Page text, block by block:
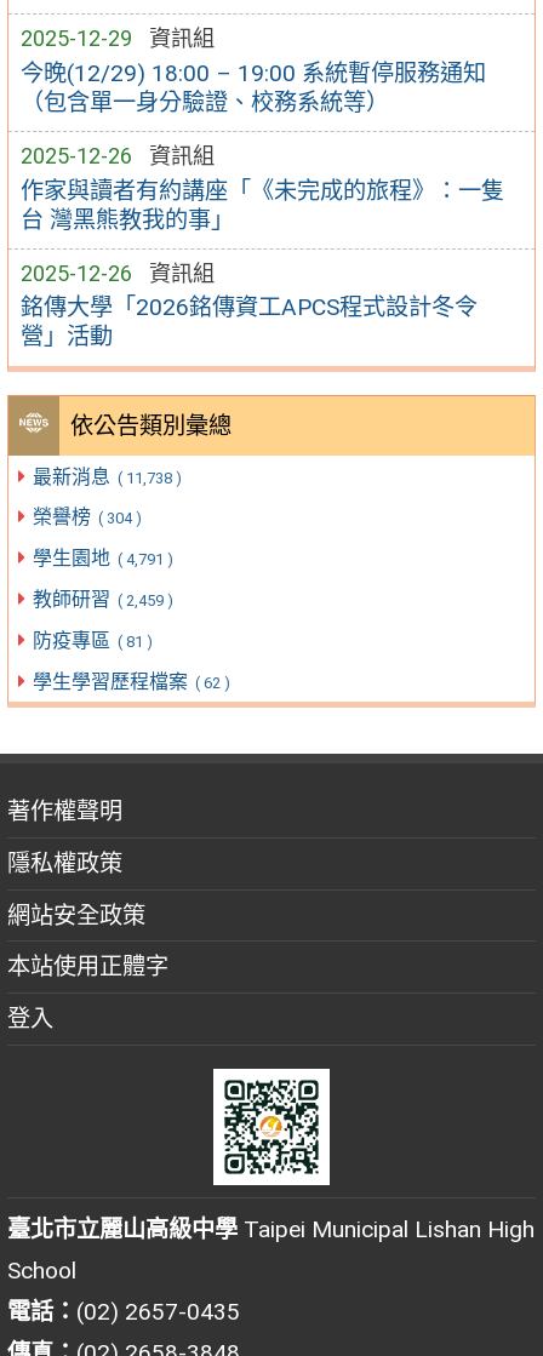
2025-12-29 資訊組
今晚(12/29) 18:00 – 19:00 系統暫停服務通知
（包含單一身分驗證、校務系統等）
2025-12-26 資訊組
作家與讀者有約講座「《未完成的旅程》：一隻
台 灣黑熊教我的事」
2025-12-26 資訊組
銘傳大學「2026銘傳資工APCS程式設計冬令
營」活動
依公告類別彙總
最新消息 ( 11,738 )
榮譽榜 ( 304 )
學生園地 ( 4,791 )
教師研習 ( 2,459 )
防疫專區 ( 81 )
學生學習歷程檔案 ( 62 )
著作權聲明
隱私權政策
網站安全政策
本站使用正體字
登入
臺北市立麗山高級中學 Taipei Municipal Lishan High
School
電話： (02) 2657-0435